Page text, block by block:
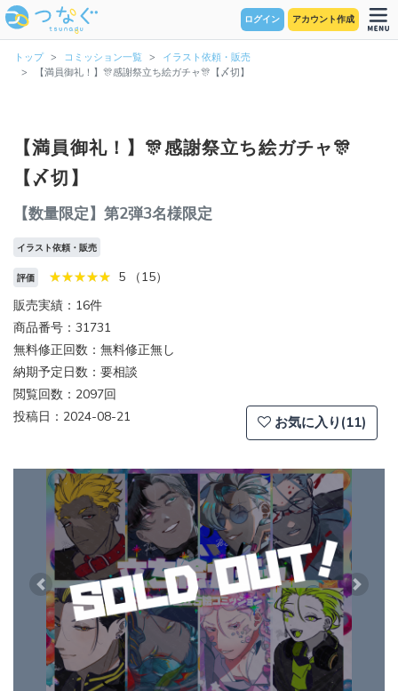
ログイン アカウント作成
トップ コミッション一覧
イラスト依頼・販売
【満員御礼！】🎊感謝祭立ち絵ガチャ🎊【〆切】
【満員御礼！】🎊感謝祭立ち絵ガチャ🎊
【〆切】
【数量限定】第2弾3名様限定
イラスト依頼・販売
評価
5 （15）
販売実績：16件
商品番号：31731
無料修正回数：無料修正無し
納期予定日数：要相談
閲覧回数：2097回
投稿日：2024-08-21
お気に入り(11)
Previous Next